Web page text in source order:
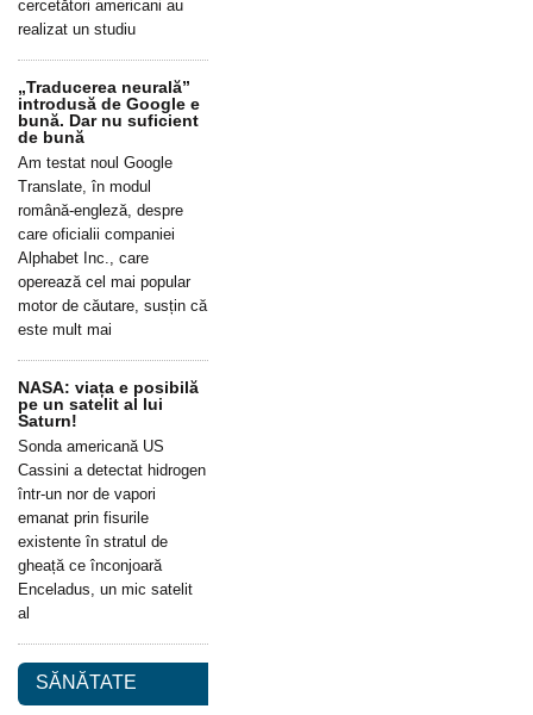
cercetători americani au
realizat un studiu
„Traducerea neurală”
introdusă de Google e
bună. Dar nu suficient
de bună
Am testat noul Google
Translate, în modul
română-engleză, despre
care oficialii companiei
Alphabet Inc., care
operează cel mai popular
motor de căutare, susțin că
este mult mai
NASA: viața e posibilă
pe un satelit al lui
Saturn!
Sonda americană US
Cassini a detectat hidrogen
într-un nor de vapori
emanat prin fisurile
existente în stratul de
gheață ce înconjoară
Enceladus, un mic satelit
al
SĂNĂTATE